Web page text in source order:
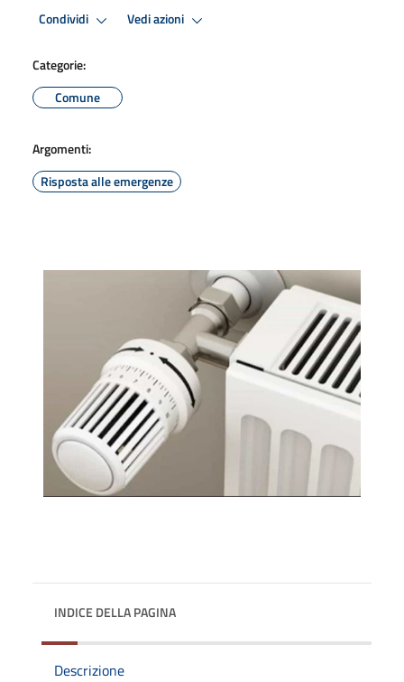
Condividi Vedi azioni
Categorie:
Comune
Argomenti:
Risposta alle emergenze
INDICE DELLA PAGINA
Descrizione